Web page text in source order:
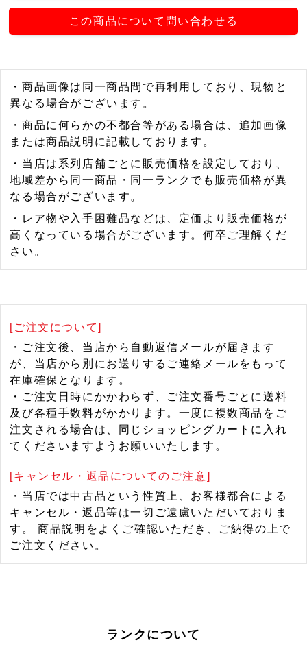
この商品について問い合わせる
・商品画像は同一商品間で再利用しており、現物と
異なる場合がございます。
・商品に何らかの不都合等がある場合は、追加画像
または商品説明に記載しております。
・当店は系列店舗ごとに販売価格を設定しており、
地域差から同一商品・同一ランクでも販売価格が異
なる場合がございます。
・レア物や入手困難品などは、定価より販売価格が
高くなっている場合がございます。何卒ご理解くだ
さい。
[ご注文について]
・ご注文後、当店から自動返信メールが届きます
が、当店から別にお送りするご連絡メールをもって
在庫確保となります。
・ご注文日時にかかわらず、ご注文番号ごとに送料
及び各種手数料がかかります。一度に複数商品をご
注文される場合は、同じショッピングカートに入れ
てくださいますようお願いいたします。
[キャンセル・返品についてのご注意]
・当店では中古品という性質上、お客様都合による
キャンセル・返品等は一切ご遠慮いただいておりま
す。 商品説明をよくご確認いただき、ご納得の上で
ご注文ください。
ランクについて